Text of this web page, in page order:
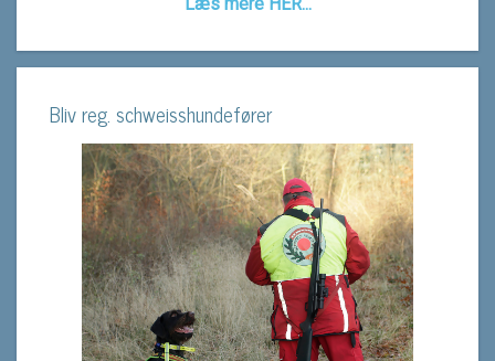
Bliv reg. schweisshundefører